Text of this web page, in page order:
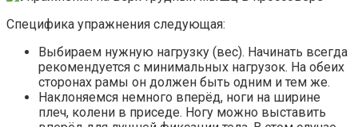
Специфика упражнения следующая:
Выбираем нужную нагрузку (вес). Начинать всегда
рекомендуется с минимальных нагрузок. На обеих
сторонах рамы он должен быть одним и тем же.
Наклоняемся немного вперёд, ноги на ширине
плеч, колени в приседе. Ногу можно выставить